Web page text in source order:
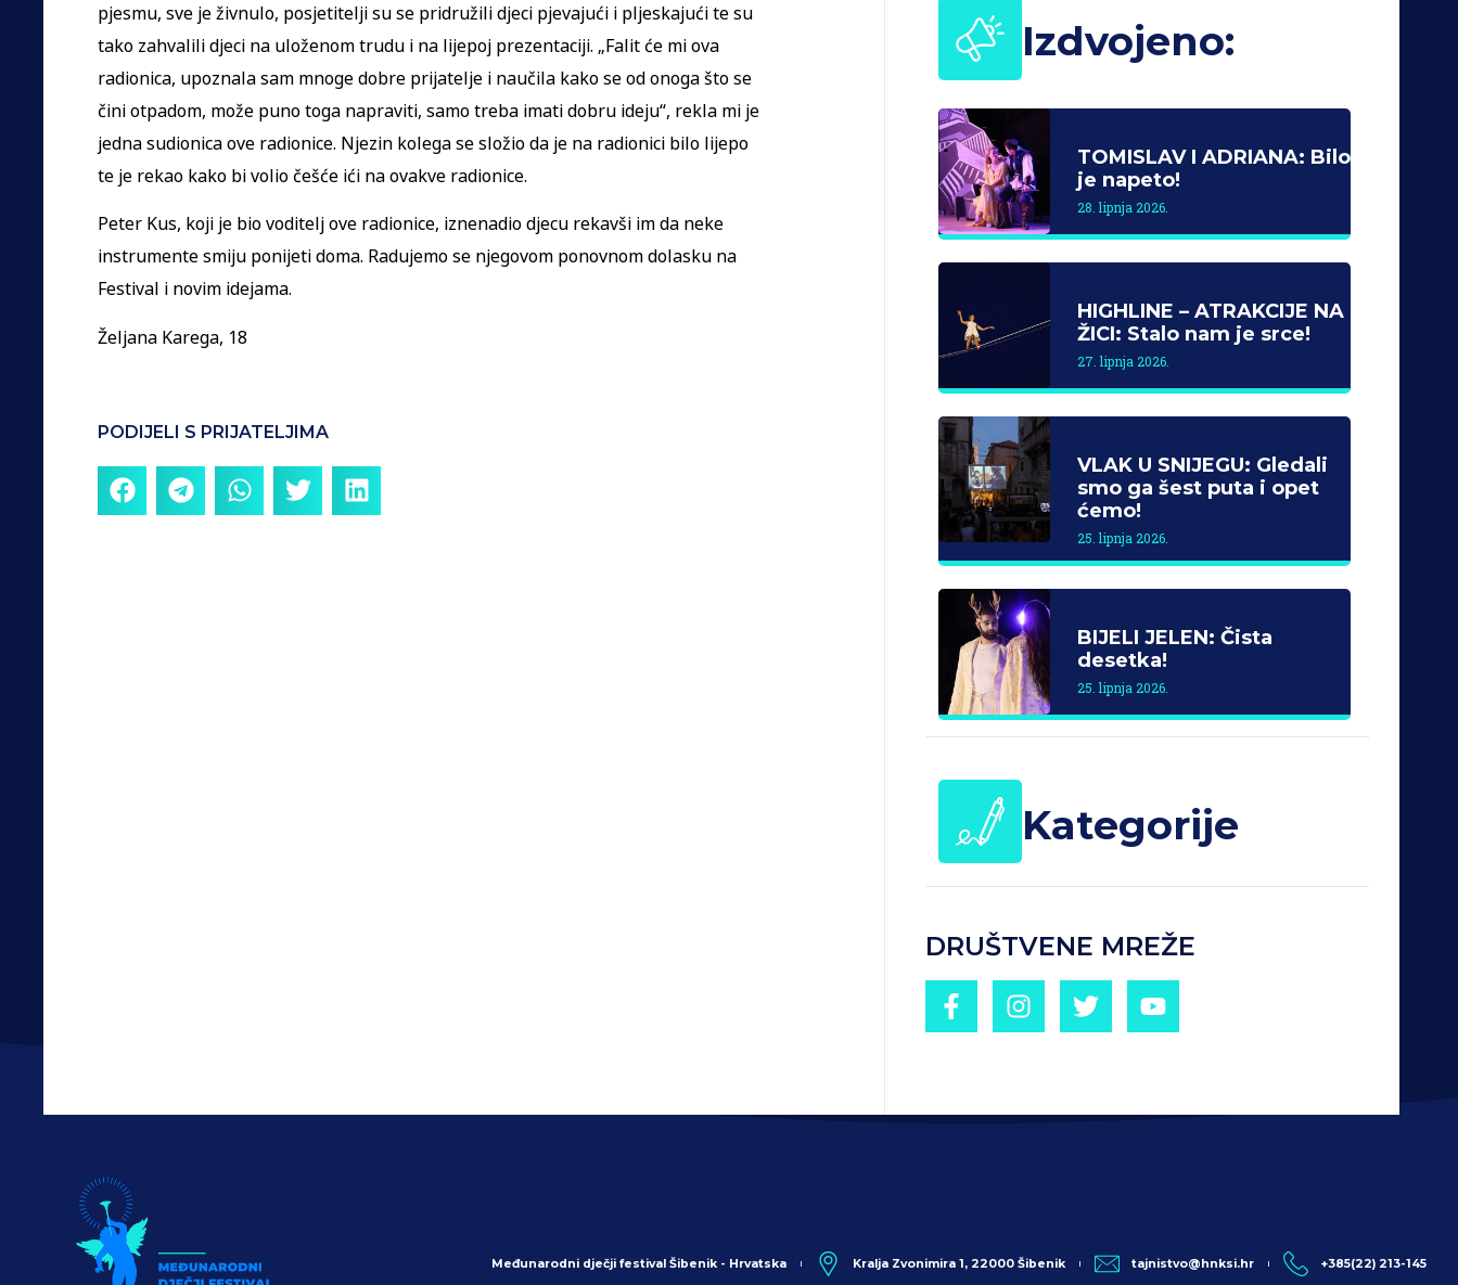
pjesmu, sve je živnulo, posjetitelji su se pridružili djeci pjevajući i pljeskajući te su
tako zahvalili djeci na uloženom trudu i na lijepoj prezentaciji. „Falit će mi ova
radionica, upoznala sam mnoge dobre prijatelje i naučila kako se od onoga što se
čini otpadom, može puno toga napraviti, samo treba imati dobru ideju“, rekla mi je
jedna sudionica ove radionice. Njezin kolega se složio da je na radionici bilo lijepo
te je rekao kako bi volio češće ići na ovakve radionice.
Peter Kus, koji je bio voditelj ove radionice, iznenadio djecu rekavši im da neke
instrumente smiju ponijeti doma. Radujemo se njegovom ponovnom dolasku na
Festival i novim idejama.
Željana Karega, 18
PODIJELI S PRIJATELJIMA
Izdvojeno:
TOMISLAV I ADRIANA: Bilo
je napeto!
28. lipnja 2026.
HIGHLINE – ATRAKCIJE NA
ŽICI: Stalo nam je srce!
27. lipnja 2026.
VLAK U SNIJEGU: Gledali
smo ga šest puta i opet
ćemo!
25. lipnja 2026.
BIJELI JELEN: Čista
desetka!
25. lipnja 2026.
Kategorije
DRUŠTVENE MREŽE
Međunarodni dječji festival Šibenik - Hrvatska Kralja Zvonimira 1, 22000 Šibenik tajnistvo@hnksi.hr +385(22) 213-145